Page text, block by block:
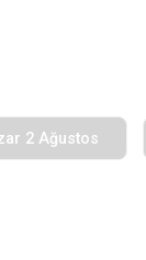
2 Ağustos